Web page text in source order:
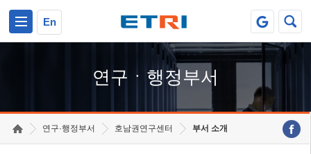
En
연구ㆍ행정부서
연구·행정부서 호남권연구센터 부서 소개